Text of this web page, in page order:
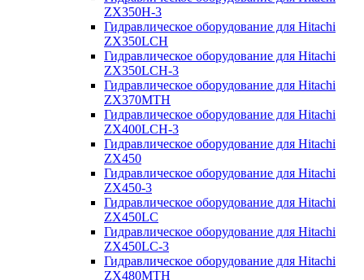
ZX350H-3
Гидравлическое оборудование для Hitachi
ZX350LCH
Гидравлическое оборудование для Hitachi
ZX350LCH-3
Гидравлическое оборудование для Hitachi
ZX370MTH
Гидравлическое оборудование для Hitachi
ZX400LCH-3
Гидравлическое оборудование для Hitachi
ZX450
Гидравлическое оборудование для Hitachi
ZX450-3
Гидравлическое оборудование для Hitachi
ZX450LC
Гидравлическое оборудование для Hitachi
ZX450LC-3
Гидравлическое оборудование для Hitachi
ZX480MTH